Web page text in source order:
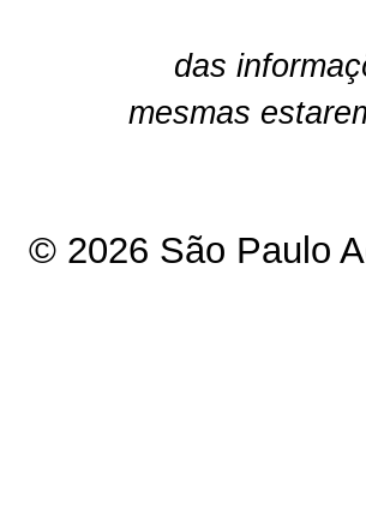
das
mesmas
© 2026 São Paulo